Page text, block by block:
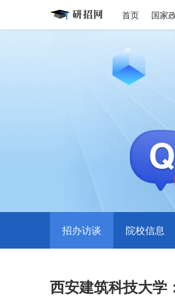
首页 国家
招办访谈 院校信息
西安建筑科技大学